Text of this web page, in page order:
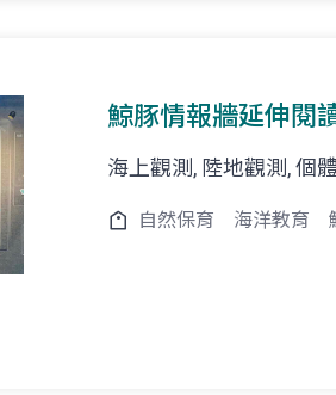
鯨豚情報牆延伸閱
海上觀測, 陸地觀測, 個
自然保育 海洋教育